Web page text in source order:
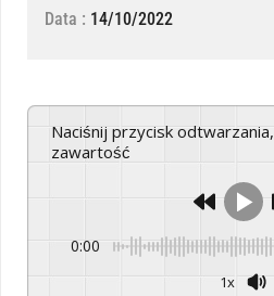
Data : 14/10/2022
Naciśnij przycisk odtwarzania, aby odsłuchać tę
zawartość
0:00
1x